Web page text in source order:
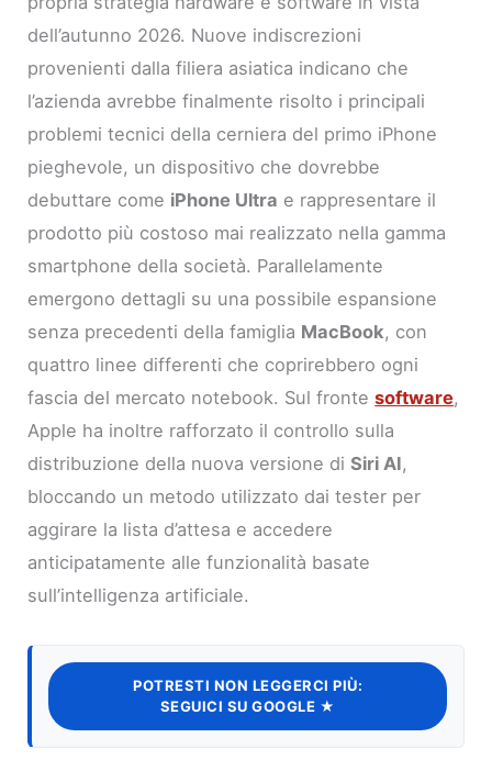
dell’autunno 2026. Nuove indiscrezioni
provenienti dalla filiera asiatica indicano che
l’azienda avrebbe finalmente risolto i principali
problemi tecnici della cerniera del primo iPhone
pieghevole, un dispositivo che dovrebbe
debuttare come iPhone Ultra e rappresentare il
prodotto più costoso mai realizzato nella gamma
smartphone della società. Parallelamente
emergono dettagli su una possibile espansione
senza precedenti della famiglia MacBook, con
quattro linee differenti che coprirebbero ogni
fascia del mercato notebook. Sul frontesoftware,
Apple ha inoltre rafforzato il controllo sulla
distribuzione della nuova versione diSiri AI,
bloccando un metodo utilizzato dai tester per
aggirare la lista d’attesa e accedere
anticipatamente alle funzionalità basate
sull’intelligenza artificiale.
POTRESTI NON LEGGERCI PIÙ:
SEGUICI SU GOOGLE ★